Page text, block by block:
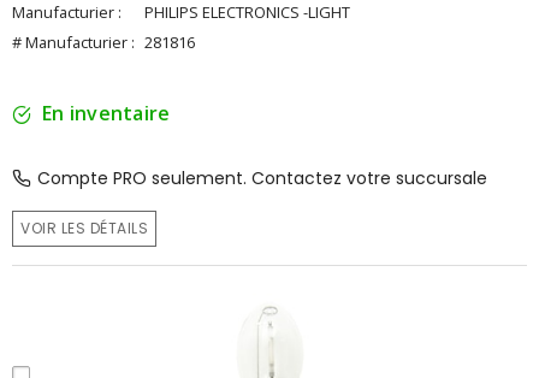
Manufacturier :
PHILIPS ELECTRONICS -LIGHT
# Manufacturier : 281816
En inventaire
Compte PRO seulement. Contactez votre succursale
VOIR LES DÉTAILS